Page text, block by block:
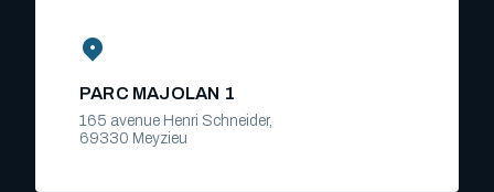
PARC MAJOLAN 1
165 avenue Henri Schneider,
69330 Meyzieu